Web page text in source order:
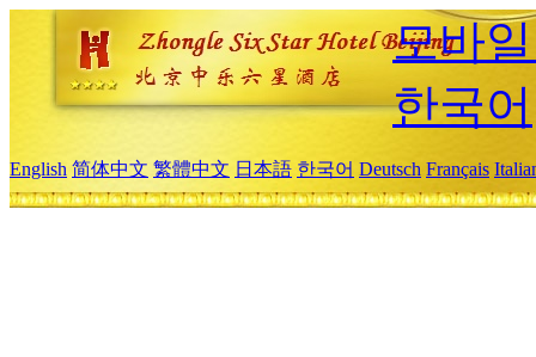
모바
한국어
English 简体中文 繁體中文 日本語 한국어 Deutsch Français